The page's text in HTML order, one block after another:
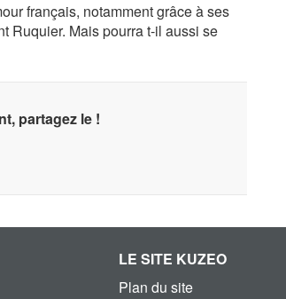
français, notamment grâce à ses
Ruquier. Mais pourra t-il aussi se
partagez le !
LE SITE KUZEO
Plan du site